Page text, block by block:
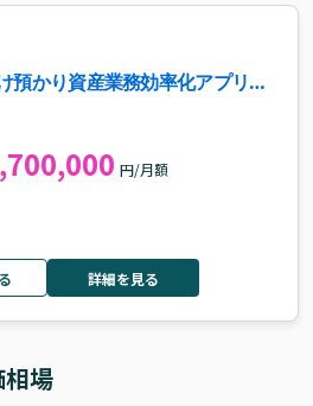
預かり資産業務効率化アプリ刷
円/月額
詳細を見る
場